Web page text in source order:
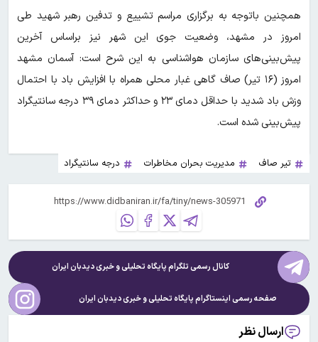
همچنین باتوجه به برگزاری مراسم تشییع و تدفین رهبر شهید طی
امروز در مشهد، وضعیت جوی این شهر نیز براساس آخرین
پیش‌بینی‌های سازمان هواشناسی به این شرح است: آسمان مشهد
امروز (۱۶ تیر) صاف گاهی غبار محلی همراه با افزایش باد با احتمال
وزش باد شدید با حداقل دمای ۲۳ و حداکثر دمای ۳۹ درجه سانتیگراد
پیش‌بینی شده است.
تیر صاف مدیریت بحران مخاطرات درجه سانتیگراد
کانال رسمی تلگرام پایگاه تحلیلی و خبریدیدبان ایران
صفحه رسمی اینستاگرام پایگاه تحلیلی و خبریدیدبان ایران
ارسال نظر